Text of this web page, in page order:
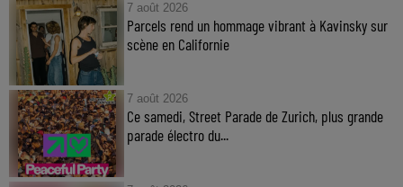
7 août 2026
Parcels rend un hommage vibrant à Kavinsky sur
scène en Californie
7 août 2026
Ce samedi, Street Parade de Zurich, plus grande
parade électro du...